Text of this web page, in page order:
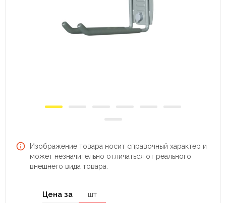
Изображение товара носит справочный характер и
может незначительно отличаться от реального
внешнего вида товара.
Цена за шт